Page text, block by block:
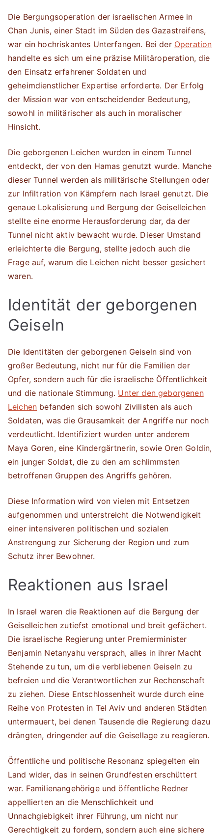
Die Bergungsoperation der israelischen Armee in
Chan Junis, einer Stadt im Süden des Gazastreifens,
war ein hochriskantes Unterfangen. Bei der Operation
handelte es sich um eine präzise Militäroperation, die
den Einsatz erfahrener Soldaten und
geheimdienstlicher Expertise erforderte. Der Erfolg
der Mission war von entscheidender Bedeutung,
sowohl in militärischer als auch in moralischer
Hinsicht.
Die geborgenen Leichen wurden in einem Tunnel
entdeckt, der von den Hamas genutzt wurde. Manche
dieser Tunnel werden als militärische Stellungen oder
zur Infiltration von Kämpfern nach Israel genutzt. Die
genaue Lokalisierung und Bergung der Geiselleichen
stellte eine enorme Herausforderung dar, da der
Tunnel nicht aktiv bewacht wurde. Dieser Umstand
erleichterte die Bergung, stellte jedoch auch die
Frage auf, warum die Leichen nicht besser gesichert
waren.
Identität der geborgenen
Geiseln
Die Identitäten der geborgenen Geiseln sind von
großer Bedeutung, nicht nur für die Familien der
Opfer, sondern auch für die israelische Öffentlichkeit
und die nationale Stimmung. Unter den geborgenen
Leichen befanden sich sowohl Zivilisten als auch
Soldaten, was die Grausamkeit der Angriffe nur noch
verdeutlicht. Identifiziert wurden unter anderem
Maya Goren, eine Kindergärtnerin, sowie Oren Goldin,
ein junger Soldat, die zu den am schlimmsten
betroffenen Gruppen des Angriffs gehören.
Diese Information wird von vielen mit Entsetzen
aufgenommen und unterstreicht die Notwendigkeit
einer intensiveren politischen und sozialen
Anstrengung zur Sicherung der Region und zum
Schutz ihrer Bewohner.
Reaktionen aus Israel
In Israel waren die Reaktionen auf die Bergung der
Geiselleichen zutiefst emotional und breit gefächert.
Die israelische Regierung unter Premierminister
Benjamin Netanyahu versprach, alles in ihrer Macht
Stehende zu tun, um die verbliebenen Geiseln zu
befreien und die Verantwortlichen zur Rechenschaft
zu ziehen. Diese Entschlossenheit wurde durch eine
Reihe von Protesten in Tel Aviv und anderen Städten
untermauert, bei denen Tausende die Regierung dazu
drängten, dringender auf die Geisellage zu reagieren.
Öffentliche und politische Resonanz spiegelten ein
Land wider, das in seinen Grundfesten erschüttert
war. Familienangehörige und öffentliche Redner
appellierten an die Menschlichkeit und
Unnachgiebigkeit ihrer Führung, um nicht nur
Gerechtigkeit zu fordern, sondern auch eine sichere